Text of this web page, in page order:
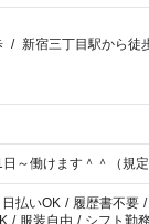
/ 新宿三丁目駅から徒
～働けます＾＾（規定
日払いOK / 履歴書不要 /
/ 服装自由 / シフト勤務